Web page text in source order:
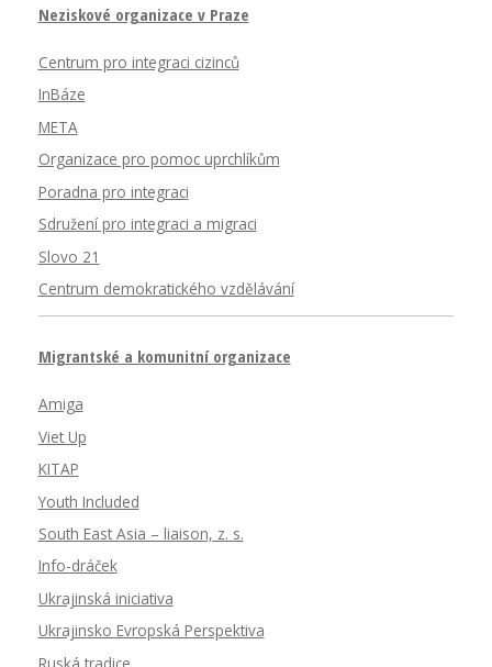
Neziskové organizace v Praze
Centrum pro integraci cizinců
InBáze
META
Organizace pro pomoc uprchlíkům
Poradna pro integraci
Sdružení pro integraci a migraci
Slovo 21
Centrum demokratického vzdělávání
Migrantské a komunitní organizace
Amiga
Viet Up
KITAP
Youth Included
South East Asia – liaison, z. s.
Info-dráček
Ukrajinská iniciativa
Ukrajinsko Evropská Perspektiva